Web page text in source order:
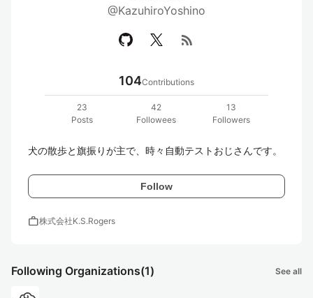
@KazuhiroYoshino
rss_feed
104Contributions
23
Posts
42
Followees
13
Followers
犬の散歩と旗振りが主で、時々自動テストおじさんです。
Follow
work株式会社K.S.Rogers
Following Organizations(1) See all